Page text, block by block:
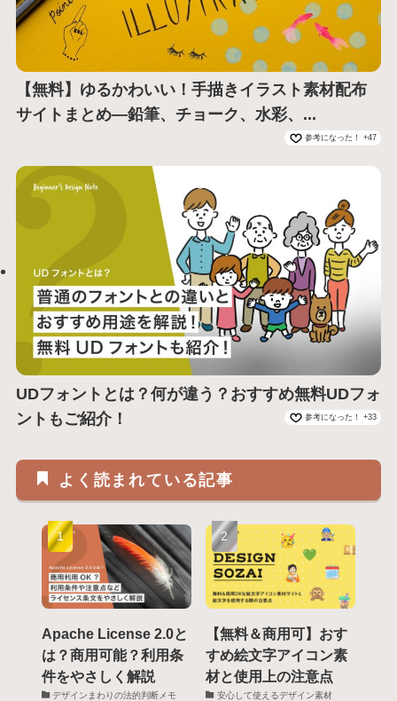
【無料】ゆるかわいい！手描きイラスト素材配布
サイトまとめ―鉛筆、チョーク、水彩、...
参考になった！ +47
UDフォントとは？何が違う？おすすめ無料UDフォ
ントもご紹介！
参考になった！ +33
よく読まれている記事
Apache License 2.0と
は？商用可能？利用条
件をやさしく解説
デザインまわりの法的判断メモ
【無料＆商用可】おす
すめ絵文字アイコン素
材と使用上の注意点
安心して使えるデザイン素材